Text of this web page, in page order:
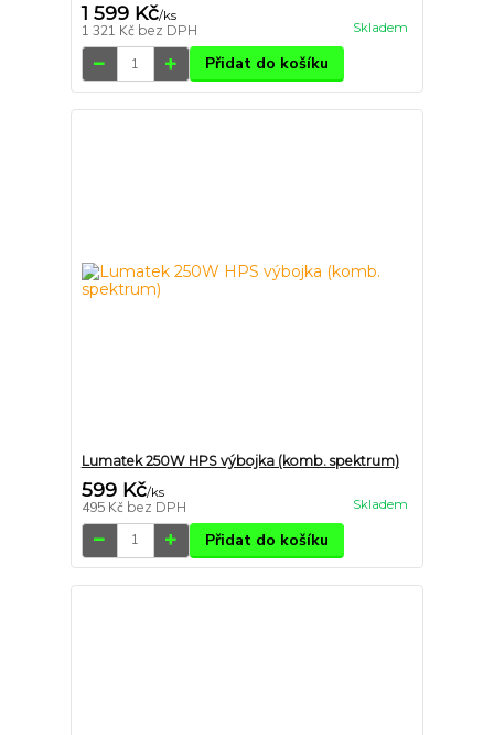
1 599 Kč/ks
1 321 Kč bez DPH Skladem
Přidat do košíku
Lumatek 250W HPS výbojka (komb. spektrum)
599 Kč/ks
495 Kč bez DPH Skladem
Přidat do košíku